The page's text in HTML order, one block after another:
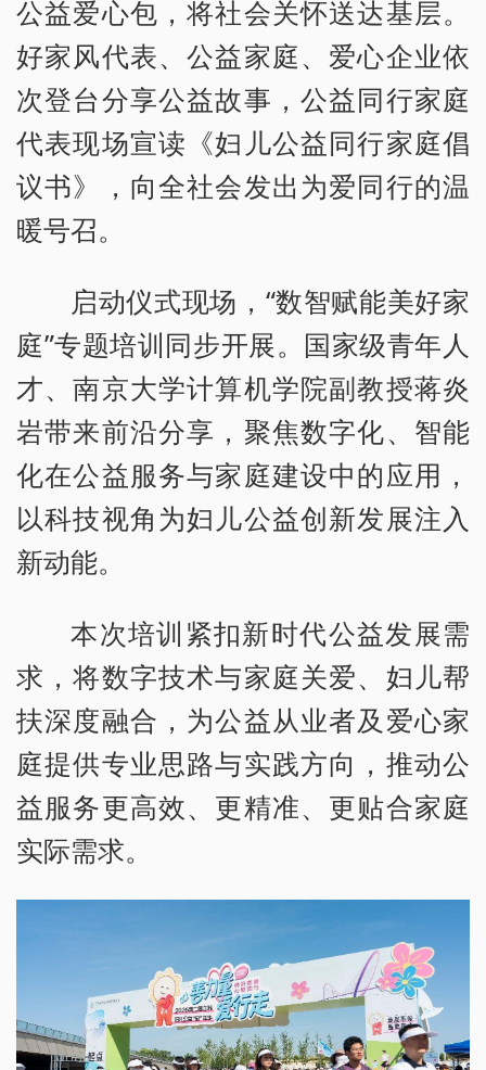
公益爱心包，将社会关怀送达基层。
好家风代表、公益家庭、爱心企业依
次登台分享公益故事，公益同行家庭
代表现场宣读《妇儿公益同行家庭倡
议书》，向全社会发出为爱同行的温
暖号召。
启动仪式现场，“数智赋能美好家
庭”专题培训同步开展。国家级青年人
才、南京大学计算机学院副教授蒋炎
岩带来前沿分享，聚焦数字化、智能
化在公益服务与家庭建设中的应用，
以科技视角为妇儿公益创新发展注入
新动能。
本次培训紧扣新时代公益发展需
求，将数字技术与家庭关爱、妇儿帮
扶深度融合，为公益从业者及爱心家
庭提供专业思路与实践方向，推动公
益服务更高效、更精准、更贴合家庭
实际需求。